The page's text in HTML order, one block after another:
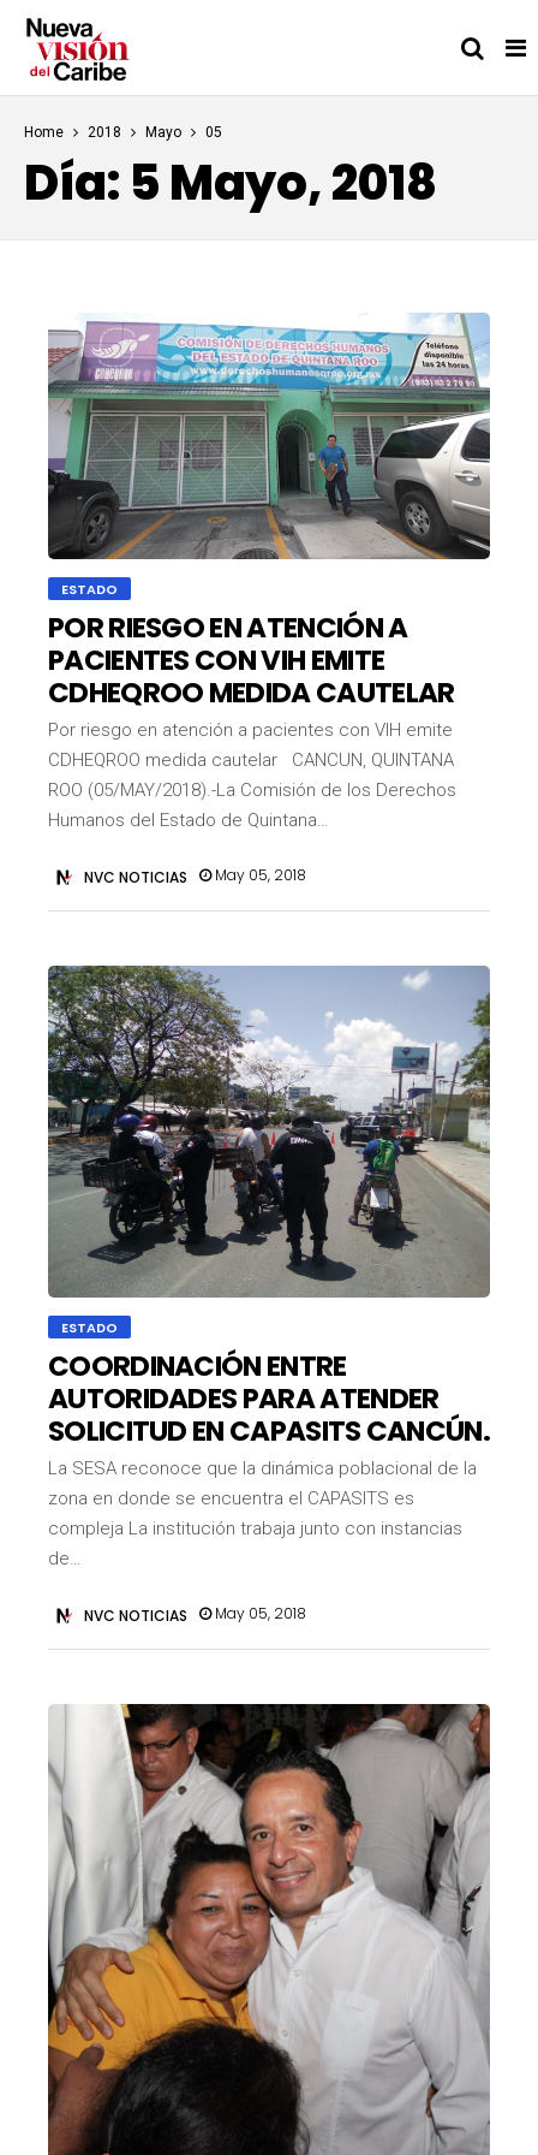
Home 2018 Mayo 05
Día: 5 Mayo, 2018
ESTADO
POR RIESGO EN ATENCIÓN A
PACIENTES CON VIH EMITE
CDHEQROO MEDIDA CAUTELAR
Por riesgo en atención a pacientes con VIH emite
CDHEQROO medida cautelar CANCUN, QUINTANA
ROO (05/MAY/2018).-La Comisión de los Derechos
Humanos del Estado de Quintana…
NVC NOTICIAS May 05, 2018
ESTADO
COORDINACIÓN ENTRE
AUTORIDADES PARA ATENDER
SOLICITUD EN CAPASITS CANCÚN.
La SESA reconoce que la dinámica poblacional de la
zona en donde se encuentra el CAPASITS es
compleja La institución trabaja junto con instancias
de…
NVC NOTICIAS May 05, 2018